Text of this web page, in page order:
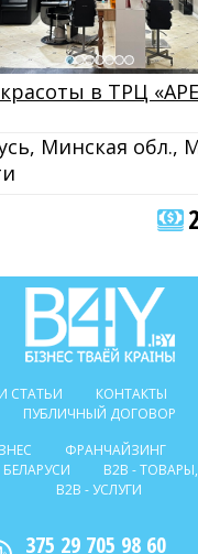
в ТРЦ
Минская обл.,
СТАТЬИ КОНТАКТЫ
ПУБЛИЧНЫЙ ДОГОВОР
ФРАНЧАЙЗИНГ
B2B -
B2B - УСЛУГИ
375 29 705 98 60